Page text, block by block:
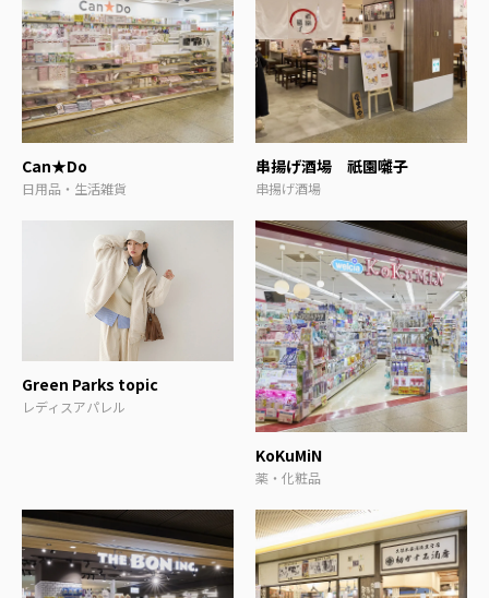
Can★Do
日用品・生活雑貨
串揚げ酒場 祇園囃子
串揚げ酒場
Green Parks topic
レディスアパレル
KoKuMiN
薬・化粧品